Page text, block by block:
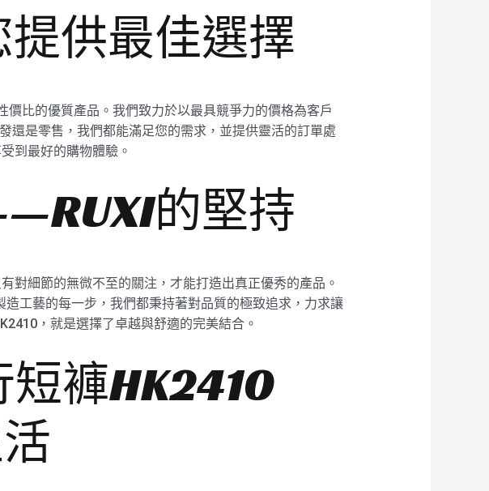
供最佳選擇
比的優質產品。我們致力於以最具競爭力的價格為客戶
還是零售，我們都能滿足您的需求，並提供靈活的訂單處
到最好的購物體驗。
的堅持
對細節的無微不至的關注，才能打造出真正優秀的產品。
工藝的每一步，我們都秉持著對品質的極致追求，力求讓
，就是選擇了卓越與舒適的完美結合。
褲HK2410